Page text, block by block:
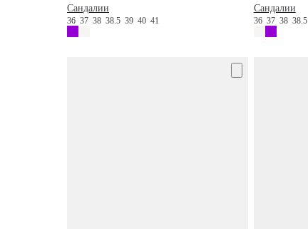
Сандалии
36 37 38 38.5 39 40 41
Сандалии
36 37 38 38.5